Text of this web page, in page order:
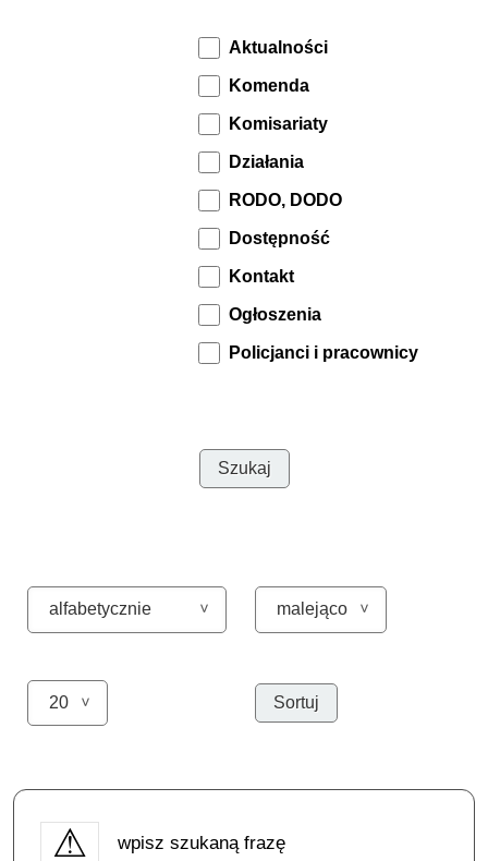
Aktualności
Komenda
Komisariaty
Działania
RODO, DODO
Dostępność
Kontakt
Ogłoszenia
Policjanci i pracownicy
wpisz szukaną frazę